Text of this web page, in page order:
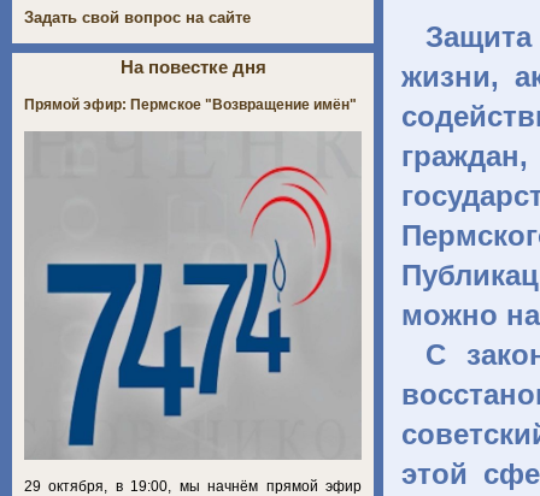
жизни,
можно
С
этой
Задать свой вопрос на сайте
На повестке дня
Прямой эфир: Пермское "Возвращение имён"
29 октября, в 19:00, мы начнём прямой эфир